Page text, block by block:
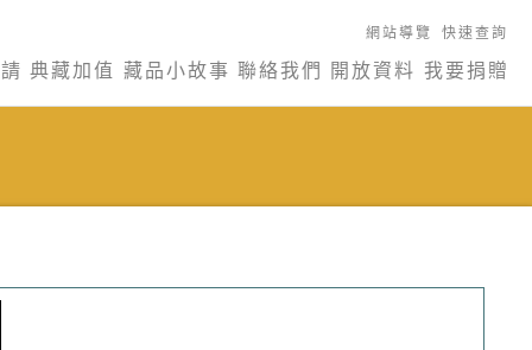
網站導覽 快速查詢
典藏加值 藏品小故事 聯絡我們 開放資料 我要捐贈